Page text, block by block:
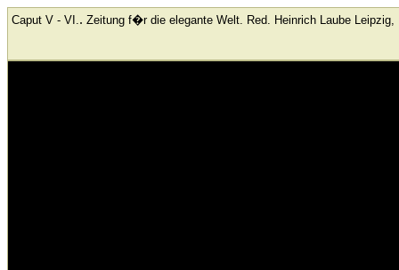
Caput V - VI.. Zeitung f�r die elegante Welt. Red. Heinrich Laube Leipzig,